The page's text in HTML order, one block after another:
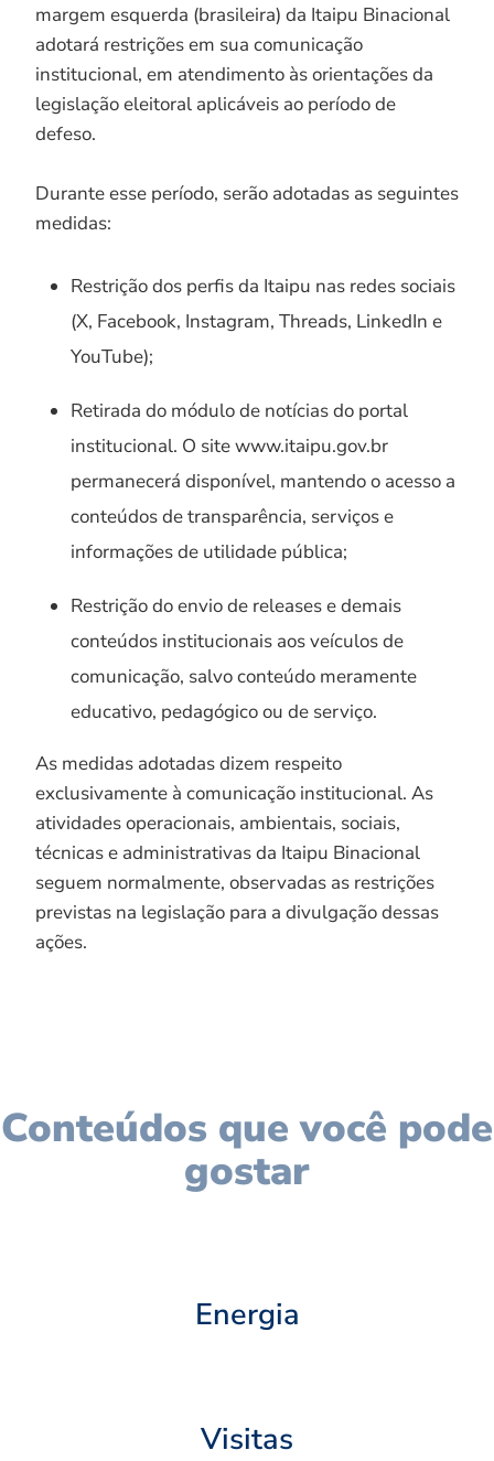
margem esquerda (brasileira) da Itaipu Binacional
adotará restrições em sua comunicação
institucional, em atendimento às orientações da
legislação eleitoral aplicáveis ao período de
defeso.
Durante esse período, serão adotadas as seguintes
medidas:
Restrição dos perfis da Itaipu nas redes sociais
(X, Facebook, Instagram, Threads, LinkedIn e
YouTube);
Retirada do módulo de notícias do portal
institucional. O site www.itaipu.gov.br
permanecerá disponível, mantendo o acesso a
conteúdos de transparência, serviços e
informações de utilidade pública;
Restrição do envio de releases e demais
conteúdos institucionais aos veículos de
comunicação, salvo conteúdo meramente
educativo, pedagógico ou de serviço.
As medidas adotadas dizem respeito
exclusivamente à comunicação institucional. As
atividades operacionais, ambientais, sociais,
técnicas e administrativas da Itaipu Binacional
seguem normalmente, observadas as restrições
previstas na legislação para a divulgação dessas
ações.
Conteúdos que você pode
gostar
Energia
Visitas